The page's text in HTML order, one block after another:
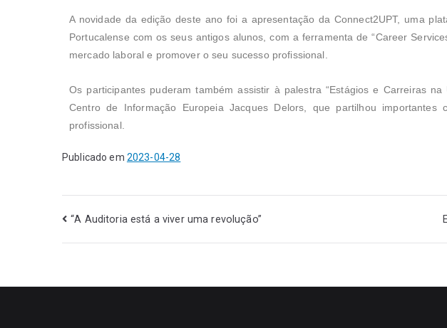
A novidade da edição deste ano foi a apresentação da Connect2UPT, uma
Portucalense com os seus antigos alunos, com a ferramenta de “Career
mercado laboral e promover o seu sucesso profissional.
Os participantes puderam também assistir à palestra “Estágios e Carreiras
Centro de Informação EuropeiaJacques Delors, que partilhou importantes
profissional.
Publicado em 2023-04-28
“A Auditoria está a viver uma revolução”